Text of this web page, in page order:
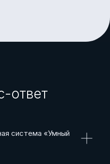
ответ
система «Умный